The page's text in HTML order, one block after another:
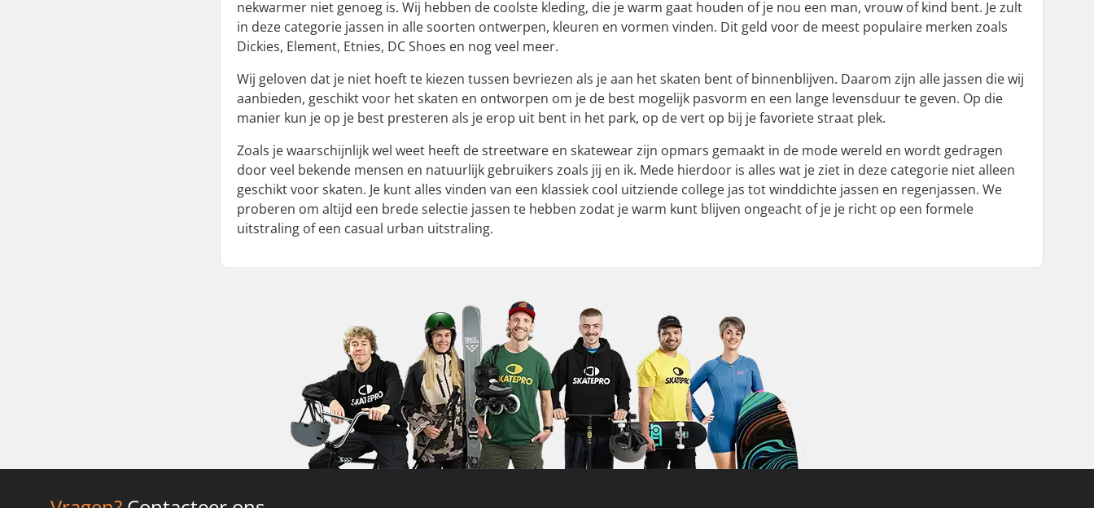
nekwarmer niet genoeg is. Wij hebben de coolste kleding, die je warm gaat houden of je nou een man, vrouw of kind bent. Je zult
in deze categorie jassen in alle soorten ontwerpen, kleuren en vormen vinden. Dit geld voor de meest populaire merken zoals
Dickies, Element, Etnies, DC Shoes en nog veel meer.
Wij geloven dat je niet hoeft te kiezen tussen bevriezen als je aan het skaten bent of binnenblijven. Daarom zijn alle jassen die wij
aanbieden, geschikt voor het skaten en ontworpen om je de best mogelijk pasvorm en een lange levensduur te geven. Op die
manier kun je op je best presteren als je erop uit bent in het park, op de vert op bij je favoriete straat plek.
Zoals je waarschijnlijk wel weet heeft de streetware en skatewear zijn opmars gemaakt in de mode wereld en wordt gedragen
door veel bekende mensen en natuurlijk gebruikers zoals jij en ik. Mede hierdoor is alles wat je ziet in deze categorie niet alleen
geschikt voor skaten. Je kunt alles vinden van een klassiek cool uitziende college jas tot winddichte jassen en regenjassen. We
proberen om altijd een brede selectie jassen te hebben zodat je warm kunt blijven ongeacht of je je richt op een formele
uitstraling of een casual urban uitstraling.